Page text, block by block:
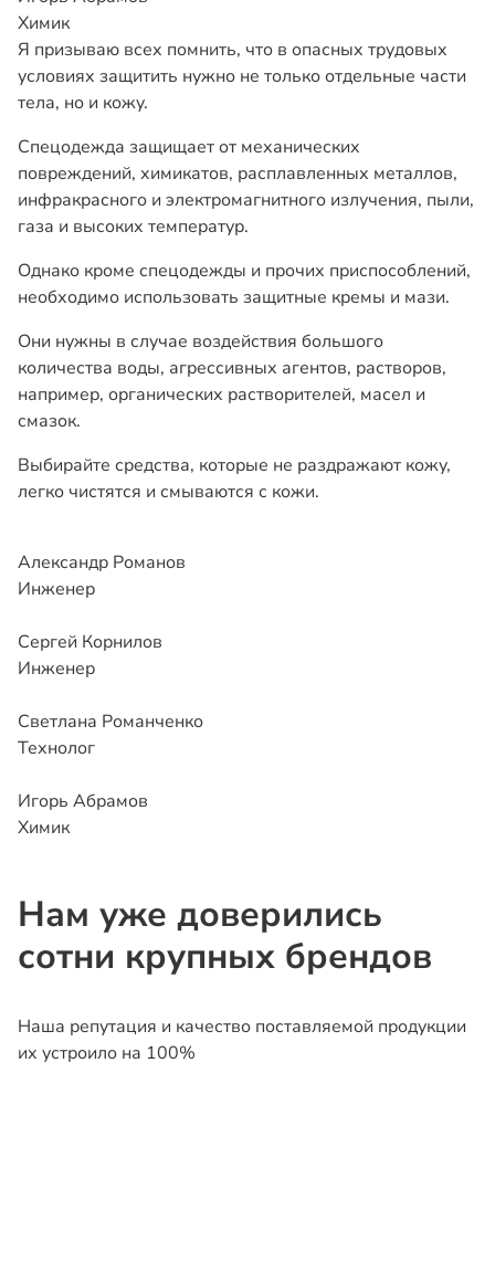
Химик
Я призываю всех помнить, что в опасных трудовых
условиях защитить нужно не только отдельные части
тела, но и кожу.
Спецодежда защищает от механических
повреждений, химикатов, расплавленных металлов,
инфракрасного и электромагнитного излучения, пыли,
газа и высоких температур.
Однако кроме спецодежды и прочих приспособлений,
необходимо использовать защитные кремы и мази.
Они нужны в случае воздействия большого
количества воды, агрессивных агентов, растворов,
например, органических растворителей, масел и
смазок.
Выбирайте средства, которые не раздражают кожу,
легко чистятся и смываются с кожи.
Александр Романов
Инженер
Сергей Корнилов
Инженер
Светлана Романченко
Технолог
Игорь Абрамов
Химик
Нам уже доверились
сотни крупных брендов
Наша репутация и качество поставляемой продукции
их устроило на 100%